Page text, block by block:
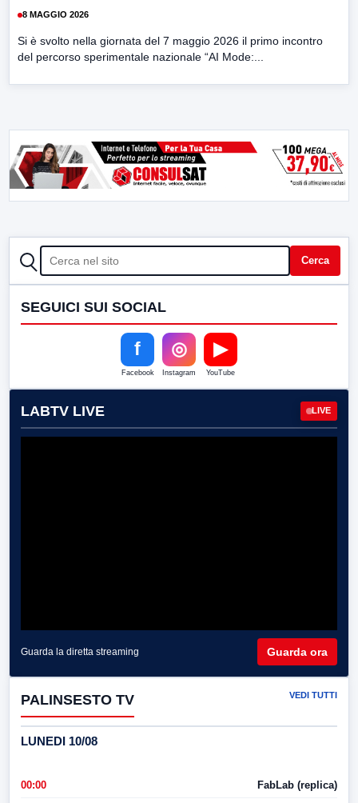
8 MAGGIO 2026
Si è svolto nella giornata del 7 maggio 2026 il primo incontro
del percorso sperimentale nazionale “AI Mode:...
CERCA Cerca
SEGUICI SUI SOCIAL
f
Facebook
◎
Instagram
▶
YouTube
LABTV LIVE LIVE
Guarda la diretta streaming Guarda ora
PALINSESTO TV VEDI TUTTI
LUNEDI 10/08
00:00 FabLab (replica)